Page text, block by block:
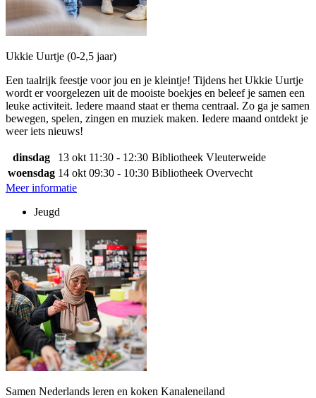
Ukkie Uurtje (0-2,5 jaar)
Een taalrijk feestje voor jou en je kleintje! Tijdens het Ukkie Uurtje
wordt er voorgelezen uit de mooiste boekjes en beleef je samen een
leuke activiteit. Iedere maand staat er thema centraal. Zo ga je samen
bewegen, spelen, zingen en muziek maken. Iedere maand ontdekt je
weer iets nieuws!
dinsdag 13 okt 11:30 - 12:30 Bibliotheek Vleuterweide
woensdag 14 okt 09:30 - 10:30 Bibliotheek Overvecht
Meer informatie
Jeugd
Samen Nederlands leren en koken Kanaleneiland